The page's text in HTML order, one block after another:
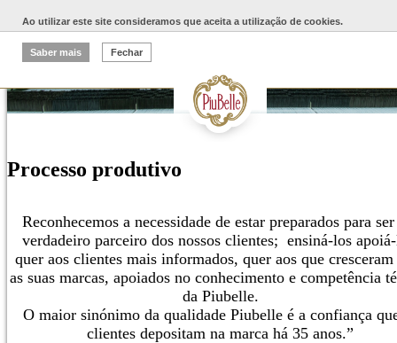
Ao utilizar este site consideramos que aceita a utilização de cookies.
Saber mais Fechar
Processo produtivo
Reconhecemos a necessidade de estar preparados para
verdadeiro parceiro dos nossos clientes; ensiná-los
quer aos clientes mais informados, quer aos que
as suas marcas, apoiados no conhecimento e competência
da Piubelle.
O maior sinónimo da qualidade Piubelle é a confiança
clientes depositam na marca há 35 anos.”